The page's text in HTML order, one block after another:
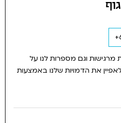
מרגישות וגם מספרות לנו על
את הדמויות שלנו באמצעות